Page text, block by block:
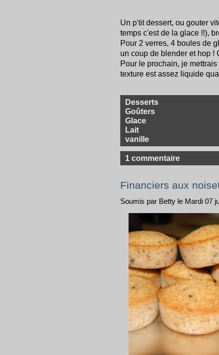
Un p'tit dessert, ou gouter
temps c'est de la glace !!),
Pour 2 verres, 4 boules de
un coup de blender et hop !
Pour le prochain, je
texture est assez liquide
Desserts
Goûters
Glace
Lait
vanille
1 commentaire
Financiers aux
Soumis par Betty le Mardi 07